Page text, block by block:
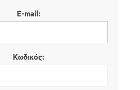
E-mail:
Κωδικός: